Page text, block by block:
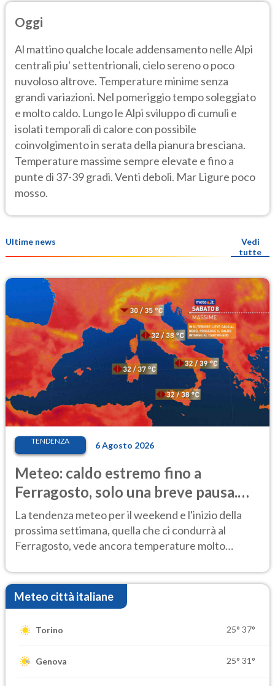
Oggi
Al mattino qualche locale addensamento nelle Alpi
centrali piu' settentrionali, cielo sereno o poco
nuvoloso altrove. Temperature minime senza
grandi variazioni. Nel pomeriggio tempo soleggiato
e molto caldo. Lungo le Alpi sviluppo di cumuli e
isolati temporali di calore con possibile
coinvolgimento in serata della pianura bresciana.
Temperature massime sempre elevate e fino a
punte di 37-39 gradi. Venti deboli. Mar Ligure poco
mosso.
Ultime news
Vedi
tutte
TENDENZA 6 Agosto 2026
Meteo: caldo estremo fino a
Ferragosto, solo una breve pausa.
Ecco dove
La tendenza meteo per il weekend e l'inizio della
prossima settimana, quella che ci condurrà al
Ferragosto, vede ancora temperature molto
Meteo città italiane
Torino 25° 37°
Genova 25° 31°